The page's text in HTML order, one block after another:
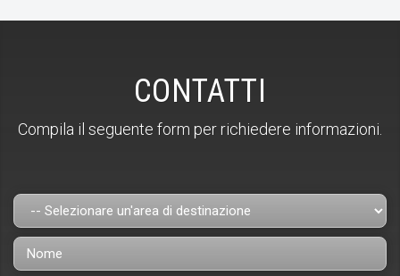
CONTATTI
Compila il seguente form per richiedere informazioni.